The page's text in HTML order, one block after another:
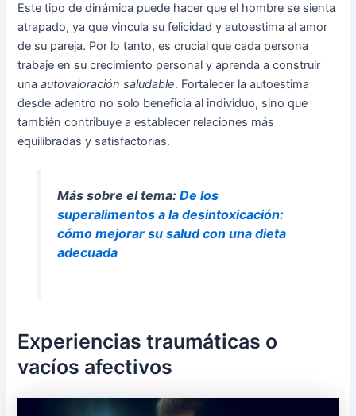
Este tipo de dinámica puede hacer que el hombre se sienta
atrapado, ya que vincula su felicidad y autoestima al amor
de su pareja. Por lo tanto, es crucial que cada persona
trabaje en su crecimiento personal y aprenda a construir
unaautovaloración saludable. Fortalecer la autoestima
desde adentro no solo beneficia al individuo, sino que
también contribuye a establecer relaciones más
equilibradas y satisfactorias.
Más sobre el tema: De los
superalimentos a la desintoxicación:
cómo mejorar su salud con una dieta
adecuada
Experiencias traumáticas o
vacíos afectivos